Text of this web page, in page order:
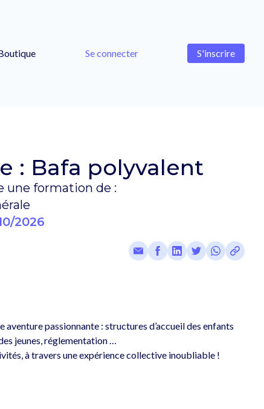
Se connecter S'inscrire
: Bafa polyvalent
une formation de :
2026
passionnante : structures d’accueil des enfants
jeunes, réglementation …